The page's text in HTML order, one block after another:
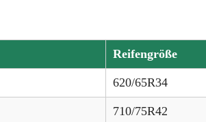
Reifengröße
620/65R34
710/75R42